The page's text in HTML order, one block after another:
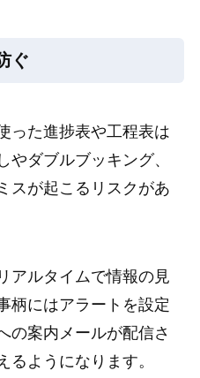
ぐ
った進捗表や工程表は
やダブルブッキング、
スが起こるリスクがあ
アルタイムで情報の見
柄にはアラートを設定
の案内メールが配信さ
るようになります。